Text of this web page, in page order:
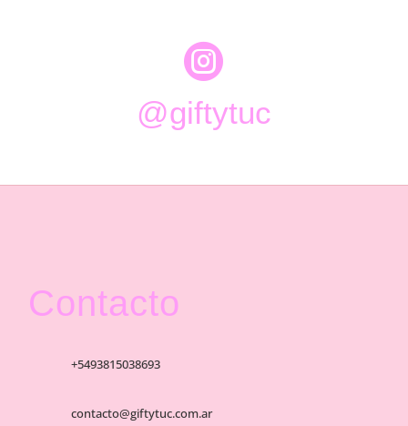

@giftytuc
Contacto
+5493815038693
contacto@giftytuc.com.ar